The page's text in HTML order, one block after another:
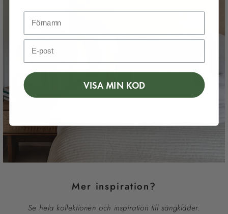
Mer inspiration?
Se hela kollektionen och inspiration till sängkläder.
VISA MIN KOD